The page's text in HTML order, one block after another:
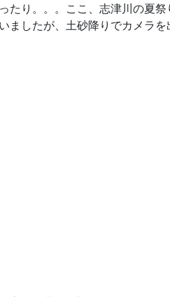
たり。。。ここ、志津川の夏祭
ましたが、土砂降りでカメラを